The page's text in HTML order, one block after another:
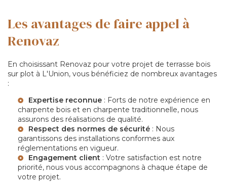
Les avantages de faire appel à
Renovaz
En choisissant Renovaz pour votre projet de terrasse bois
sur plot à L'Union, vous bénéficiez de nombreux avantages
:
Expertise reconnue : Forts de notre expérience en
charpente bois et en charpente traditionnelle, nous
assurons des réalisations de qualité.
Respect des normes de sécurité : Nous
garantissons des installations conformes aux
réglementations en vigueur.
Engagement client : Votre satisfaction est notre
priorité, nous vous accompagnons à chaque étape de
votre projet.